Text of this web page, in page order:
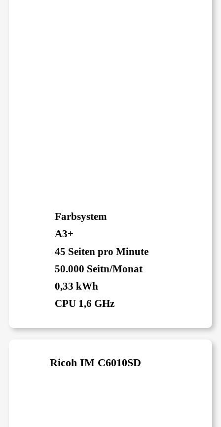
Farbsystem
A3+
45 Seiten pro Minute
50.000 Seitn/Monat
0,33 kWh
CPU 1,6 GHz
Ricoh IM C6010SD